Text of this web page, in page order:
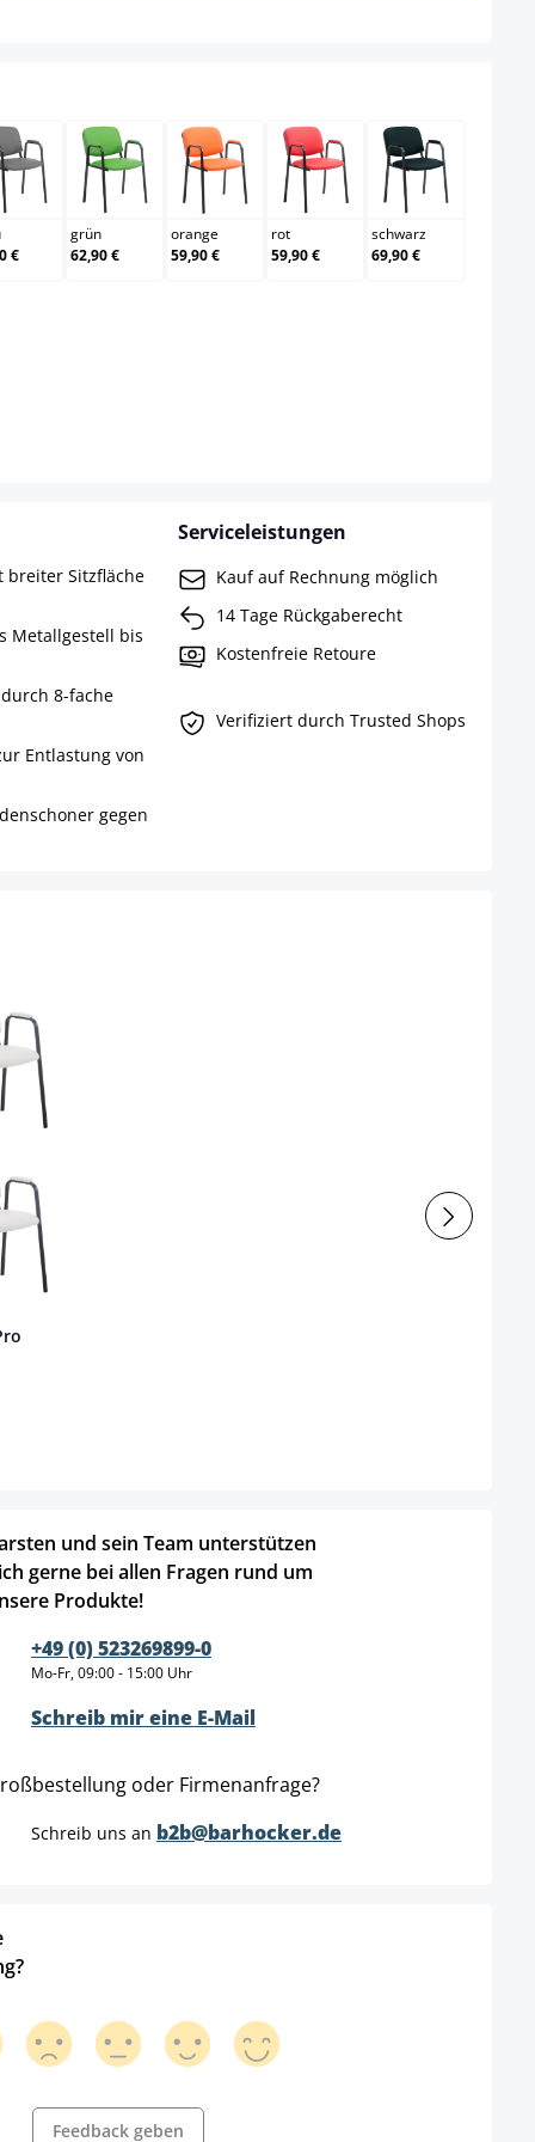
grau
€
grün
grün
62,90 €
orange
orange
59,90 €
rot
rot
59,90 €
schwarz
schwarz
69,90 €
breiter Sitzfläche
Metallgestell bis
8-fache
Entlastung von
gegen
Serviceleistungen
Kauf auf Rechnung möglich
14 Tage Rückgaberecht
Kostenfreie Retoure
Verifiziert durch Trusted Shops
und sein Team unterstützen
gerne bei allen Fragen rund um
Produkte!
+49 (0) 523269899-0
Mo-Fr, 09:00 - 15:00 Uhr
Schreib mir eine E-Mail
oder Firmenanfrage?
Schreib uns an b2b@barhocker.de
Feedback geben